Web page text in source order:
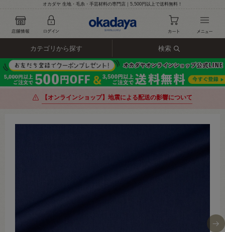
オカダヤ 生地・毛糸・手芸材料の専門店｜5,500円以上で送料無料！
カテゴリから探す 検索
【オンラインショップ】地震による配送の影響について